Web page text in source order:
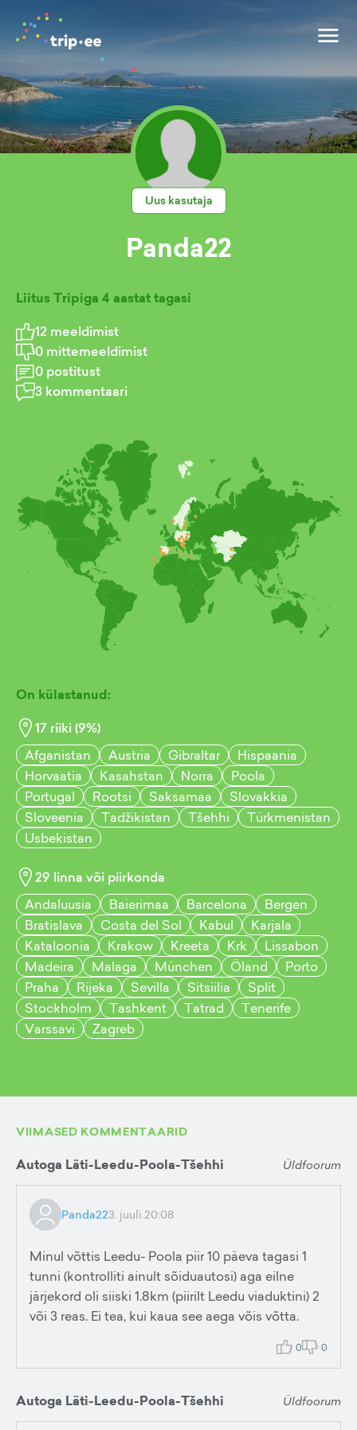
Uus kasutaja
Panda22
Liitus Tripiga 4 aastat tagasi
12 meeldimist
0 mittemeeldimist
0 postitust
3 kommentaari
On külastanud:
17 riiki (9%)
Afganistan
Austria Gibraltar
Hispaania
Horvaatia
Kasahstan Norra
Poola
Portugal
Rootsi Saksamaa
Slovakkia
Sloveenia
Tadžikistan Tšehhi
Türkmenistan
Usbekistan
29 linna või piirkonda
Andaluusia
Baierimaa Barcelona
Bergen
Bratislava
Costa del Sol Kabul
Karjala
Kataloonia
Krakow Kreeta Krk
Lissabon
Madeira
Malaga München Öland
Porto
Praha
Rijeka Sevilla Sitsiilia
Split
Stockholm
Tashkent Tatrad
Tenerife
Varssavi
Zagreb
VIIMASED KOMMENTAARID
Autoga Läti-Leedu-Poola-Tšehhi Üldfoorum
Panda223. juuli 20:08
Minul võttis Leedu- Poola piir 10 päeva tagasi 1
tunni (kontrolliti ainult sõiduautosi) aga eilne
järjekord oli siiski 1.8km (piirilt Leedu viaduktini) 2
või 3 reas. Ei tea, kui kaua see aega võis võtta.
0 0
Autoga Läti-Leedu-Poola-Tšehhi Üldfoorum